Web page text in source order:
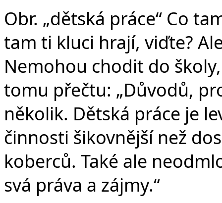
Obr. „dětská práce“ Co
tam ti kluci hrají, viďte?
Nemohou chodit do
tomu přečtu: „Důvodů,
několik. Dětská práce je
činnosti šikovnější než
koberců. Také ale
svá práva a zájmy.“